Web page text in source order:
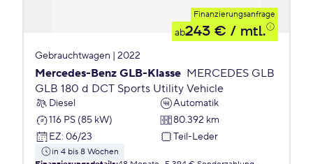
Finanzierungsanfrage
ab243 € / mtl.
Gebrauchtwagen | 2022
Mercedes-Benz GLB-Klasse MERCEDES GLB
GLB 180 d DCT Sports Utility Vehicle
Diesel
Automatik
116 PS (85 kW)
80.392 km
EZ: 06/23 Teil-Leder
in 4 bis 8 Wochen